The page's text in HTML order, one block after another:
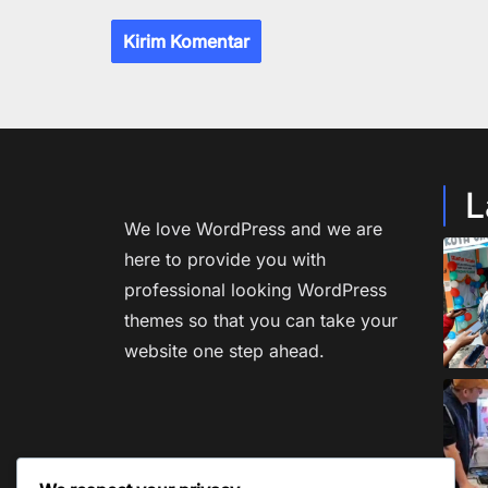
We love WordPress and we are
here to provide you with
professional looking WordPress
themes so that you can take your
website one step ahead.